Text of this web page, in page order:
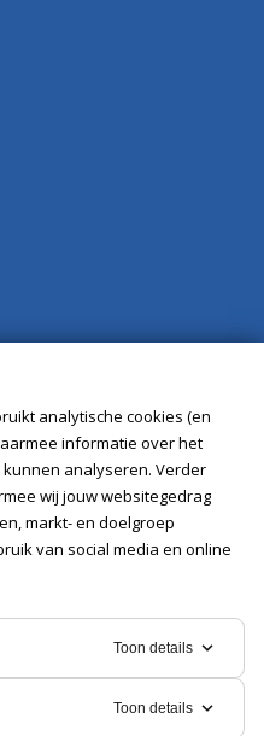
analytische cookies (en
informatie over het
analyseren. Verder
wij jouw websitegedrag
markt- en doelgroep
van social media en online
Toon details
Toon details